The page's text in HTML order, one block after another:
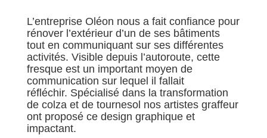
L’entreprise Oléon nous a fait confiance pour
rénover l’extérieur d’un de ses bâtiments
tout en communiquant sur ses différentes
activités. Visible depuis l’autoroute, cette
fresque est un important moyen de
communication sur lequel il fallait
réfléchir. Spécialisé dans la transformation
de colza et de tournesol nos artistes graffeur
ont proposé ce design graphique et
impactant.